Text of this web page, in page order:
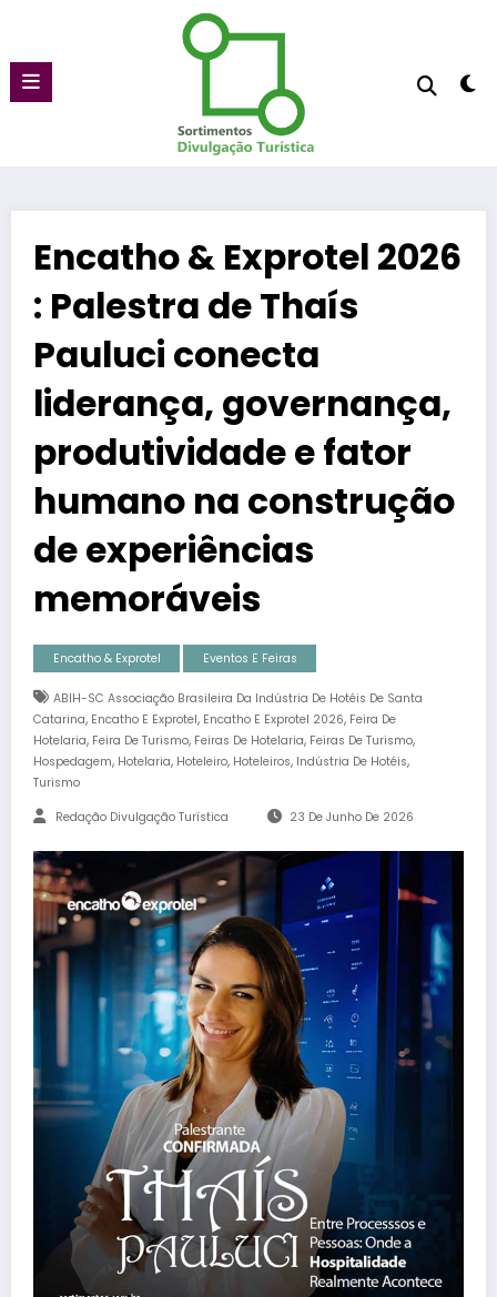
conteúdo
Encatho & Exprotel 2026
: Palestra de Thaís
Pauluci conecta
liderança, governança,
produtividade e fator
humano na construção
de experiências
memoráveis
Encatho & Exprotel Eventos E Feiras
ABIH-SC Associação Brasileira Da Indústria De Hotéis De Santa
Catarina, Encatho E Exprotel, Encatho E Exprotel 2026, Feira De
Hotelaria, Feira De Turismo, Feiras De Hotelaria, Feiras De Turismo,
Hospedagem, Hotelaria, Hoteleiro, Hoteleiros, Indústria De Hotéis,
Turismo
Redação Divulgação Turística 23 De Junho De 2026